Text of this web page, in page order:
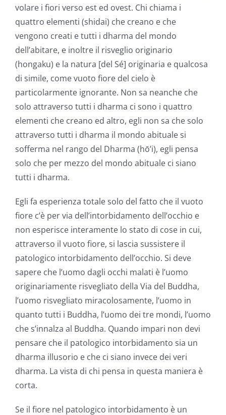
volare i fiori verso est ed ovest. Chi chiama i
quattro elementi (shidai) che creano e che
vengono creati e tutti i dharma del mondo
dell’abitare, e inoltre il risveglio originario
(hongaku) e la natura [del Sé] originaria e qualcosa
di simile, come vuoto fiore del cielo è
particolarmente ignorante. Non sa neanche che
solo attraverso tutti i dharma ci sono i quattro
elementi che creano ed altro, egli non sa che solo
attraverso tutti i dharma il mondo abituale si
sofferma nel rango del Dharma (hō’i), egli pensa
solo che per mezzo del mondo abituale ci siano
tutti i dharma.
Egli fa esperienza totale solo del fatto che il vuoto
fiore c’è per via dell’intorbidamento dell’occhio e
non esperisce interamente lo stato di cose in cui,
attraverso il vuoto fiore, si lascia sussistere il
patologico intorbidamento dell’occhio. Si deve
sapere che l’uomo dagli occhi malati è l’uomo
originariamente risvegliato della Via del Buddha,
l’uomo risvegliato miracolosamente, l’uomo in
quanto tutti i Buddha, l’uomo dei tre mondi, l’uomo
che s’innalza al Buddha. Quando impari non devi
pensare che il patologico intorbidamento sia un
dharma illusorio e che ci siano invece dei veri
dharma. La vista di chi pensa in questa maniera è
corta.
Se il fiore nel patologico intorbidamento è un